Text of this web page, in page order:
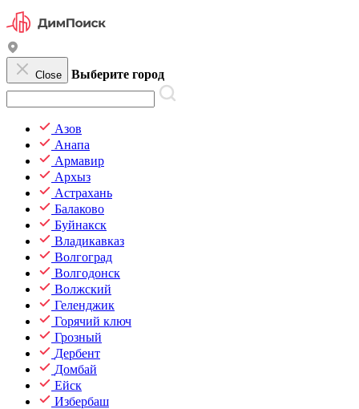
Close Выберите город
Азов
Анапа
Армавир
Архыз
Астрахань
Балаково
Буйнакск
Владикавказ
Волгоград
Волгодонск
Волжский
Геленджик
Горячий ключ
Грозный
Дербент
Домбай
Ейск
Избербаш